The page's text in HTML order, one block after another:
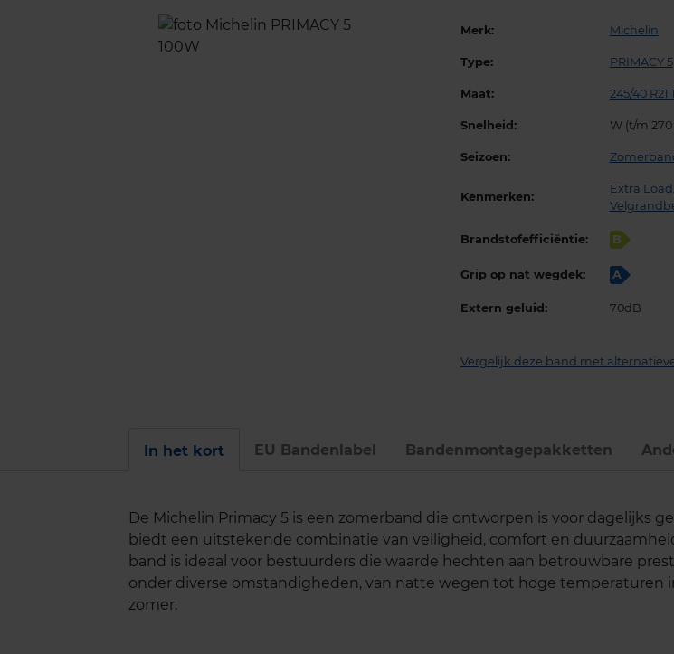
Merk: Michelin
Type: PRIMACY 5
Maat: 245/40 R21
Snelheid: W (t/m
Seizoen:
Kenmerken:
Extra Load
Brandstofefficiëntie: B
Grip op nat wegdek: A
Extern geluid: 70dB
Vergelijk deze band met
In het kort EU Bandenlabel Bandenmontage­pakketten
De Michelin Primacy 5 is een zomerband die ontworpen is voor dagelijks
biedt een uitstekende combinatie van veiligheid, comfort en
band is ideaal voor bestuurders die waarde hechten aan betrouwbare
onder diverse omstandigheden, van natte wegen tot hoge temperaturen
zomer.